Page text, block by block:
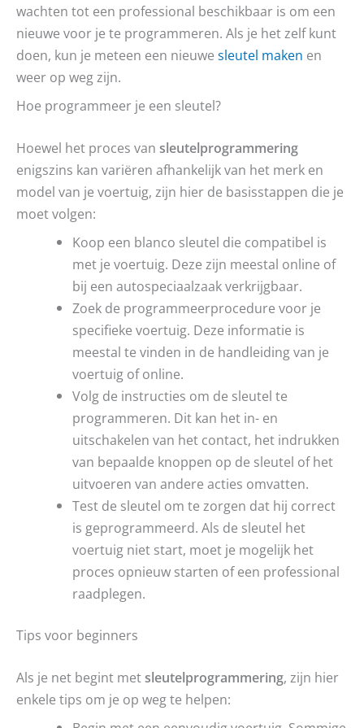
wachten tot een professional beschikbaar is om een
nieuwe voor je te programmeren. Als je het zelf kunt
doen, kun je meteen een nieuwe sleutel maken en
weer op weg zijn.
Hoe programmeer je een sleutel?
Hoewel het proces van sleutelprogrammering
enigszins kan variëren afhankelijk van het merk en
model van je voertuig, zijn hier de basisstappen die je
moet volgen:
Koop een blanco sleutel die compatibel is
met je voertuig. Deze zijn meestal online of
bij een autospeciaalzaak verkrijgbaar.
Zoek de programmeerprocedure voor je
specifieke voertuig. Deze informatie is
meestal te vinden in de handleiding van je
voertuig of online.
Volg de instructies om de sleutel te
programmeren. Dit kan het in- en
uitschakelen van het contact, het indrukken
van bepaalde knoppen op de sleutel of het
uitvoeren van andere acties omvatten.
Test de sleutel om te zorgen dat hij correct
is geprogrammeerd. Als de sleutel het
voertuig niet start, moet je mogelijk het
proces opnieuw starten of een professional
raadplegen.
Tips voor beginners
Als je net begint metsleutelprogrammering, zijn hier
enkele tips om je op weg te helpen: